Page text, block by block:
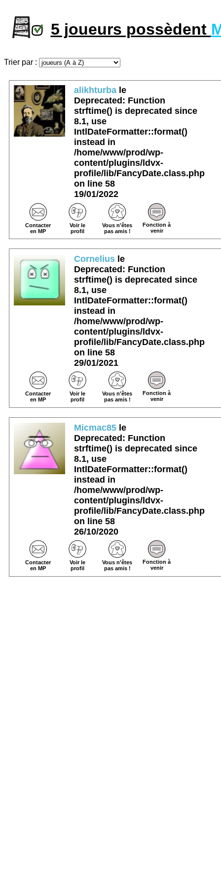
5 joueurs possèdent
Trier par :
alikhturbale
Deprecated : Function
strftime() is deprecated since
8.1, use
IntlDateFormatter::format()
instead in
/home/www/prod/wp-
content/plugins/ldvx-
profile/lib/FancyDate.class.php
on line 58
19/01/2022
Contacter
en MP
Voir le
profil
Vous n'êtes
pas amis !
Fonction à
venir
Corneliusle
Deprecated : Function
strftime() is deprecated since
8.1, use
IntlDateFormatter::format()
instead in
/home/www/prod/wp-
content/plugins/ldvx-
profile/lib/FancyDate.class.php
on line 58
29/01/2021
Contacter
en MP
Voir le
profil
Vous n'êtes
pas amis !
Fonction à
venir
Micmac85le
Deprecated: Function
strftime() is deprecated since
8.1, use
IntlDateFormatter::format()
instead in
/home/www/prod/wp-
content/plugins/ldvx-
profile/lib/FancyDate.class.php
on line 58
26/10/2020
Contacter
en MP
Voir le
profil
Vous n'êtes
pas amis !
Fonction à
venir